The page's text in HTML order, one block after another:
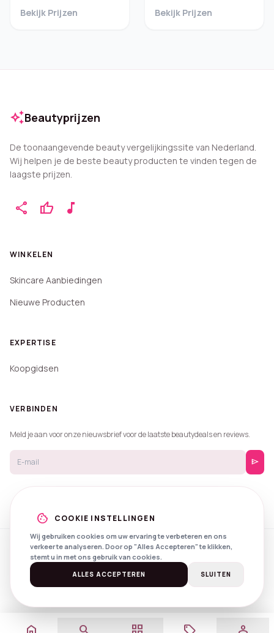
NW18
Bekijk Prijzen Bekijk Prijzen
auto_awesomeBeautyprijzen
De toonaangevende beauty vergelijkingssite van Nederland.
Wij helpen je de beste beauty producten te vinden tegen de
laagste prijzen.
share thumb_up music_note
WINKELEN
Skincare Aanbiedingen
Nieuwe Producten
EXPERTISE
Koopgidsen
VERBINDEN
Meld je aan voor onze nieuwsbrief voor de laatste beautydeals en reviews.
send
© 2026 Beautyprijzen.
Created with
byNXS Digital
SpotlightsPrivacyVoorwaarden
cookie COOKIE INSTELLINGEN
Wij gebruiken cookies om uw ervaring te verbeteren en ons
verkeer te analyseren. Door op "Alles Accepteren" te klikken,
stemt u in met ons gebruik van cookies.
ALLES ACCEPTEREN SLUITEN